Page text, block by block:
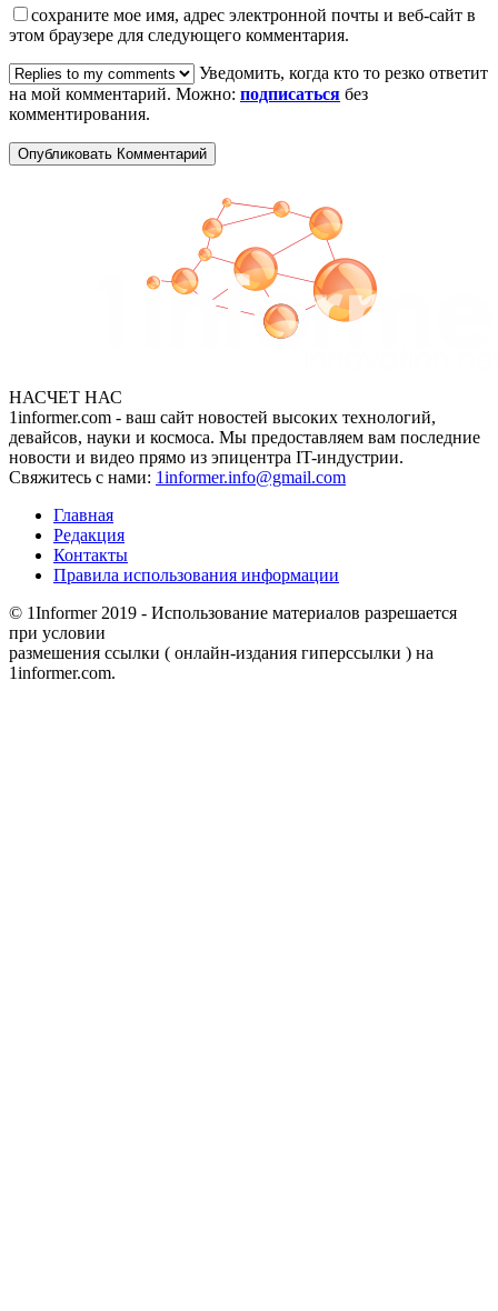
сохраните мое имя, адрес электронной почты и веб-сайт в
этом браузере для следующего комментария.
Уведомить, когда кто то резко ответит
на мой комментарий. Можно: подписаться без
комментирования.
НАСЧЕТ НАС
1informer.com - ваш сайт новостей высоких технологий,
девайсов, науки и космоса. Мы предоставляем вам последние
новости и видео прямо из эпицентра IT-индустрии.
Свяжитесь с нами: 1informer.info@gmail.com
Главная
Редакция
Контакты
Правила использования информации
© 1Informer 2019 - Использование материалов разрешается
при условии
размешения ссылки ( онлайн-издания гиперссылки ) на
1informer.com.